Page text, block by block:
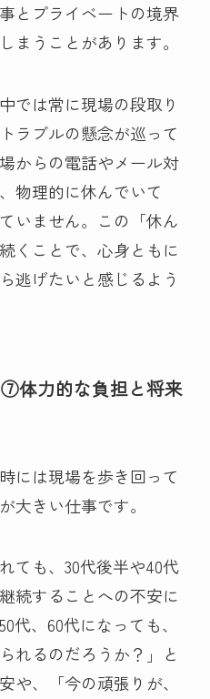
とプライベートの境界
まうことがあります。
では常に現場の段取り
ラブルの懸念が巡って
からの電話やメール対
物理的に休んでいて
いません。この「休ん
くことで、心身ともに
逃げたいと感じるよう
体力的な負担と将来
には現場を歩き回って
大きい仕事です。
ても、30代後半や40代
続することへの不安に
代、60代になっても、
れるのだろうか？」と
や、「今の頑張りが、